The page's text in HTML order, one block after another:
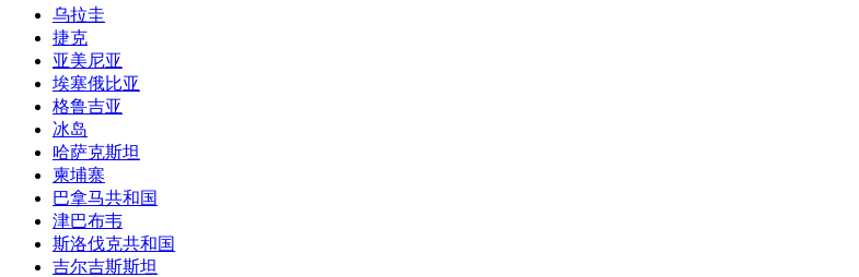
乌拉圭
捷克
亚美尼亚
埃塞俄比亚
格鲁吉亚
冰岛
哈萨克斯坦
柬埔寨
巴拿马共和国
津巴布韦
斯洛伐克共和国
吉尔吉斯斯坦